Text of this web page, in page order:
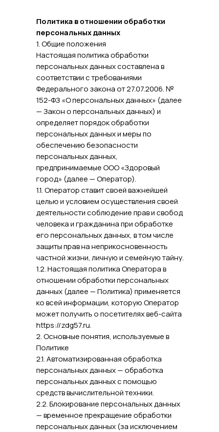
Политика в отношении обработки
персональных данных
1. Общие положения
Настоящая политика обработки
персональных данных составлена в
соответствии с требованиями
Федерального закона от 27.07.2006. №
152-ФЗ «О персональных данных» (далее
— Закон о персональных данных) и
определяет порядок обработки
персональных данных и меры по
обеспечению безопасности
персональных данных,
предпринимаемые ООО «Здоровый
город» (далее — Оператор).
1.1. Оператор ставит своей важнейшей
целью и условием осуществления своей
деятельности соблюдение прав и свобод
человека и гражданина при обработке
его персональных данных, в том числе
защиты прав на неприкосновенность
частной жизни, личную и семейную тайну.
1.2. Настоящая политика Оператора в
отношении обработки персональных
данных (далее — Политика) применяется
ко всей информации, которую Оператор
может получить о посетителях веб-сайта
https://zdg57.ru.
2. Основные понятия, используемые в
Политике
2.1. Автоматизированная обработка
персональных данных — обработка
персональных данных с помощью
средств вычислительной техники.
2.2. Блокирование персональных данных
— временное прекращение обработки
персональных данных (за исключением